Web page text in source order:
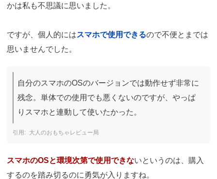
かは私も不思議に思いました。
ですが、個人的にはスマホで使用できるので不便とまでは
思いませんでした。
自分のスマホのOSのバージョンでは動作せず非常に
残念。単体での使用でも悪くないのですが、やっぱ
りスマホと連動して使いたかった。
大人のおもちゃレビュー局
スマホのOSと環境次第で使用できないというのは、購入
するのを踏み切るのに勇気が入りますね。